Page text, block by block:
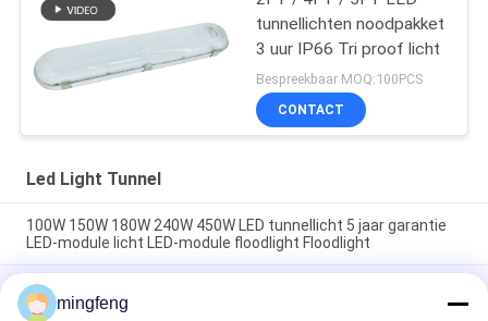
tunnellichten noodpakket
3 uur IP66 Tri proof licht
Bespreekbaar MOQ:100PCS
CONTACT
Led Light Tunnel
100W 150W 180W 240W 450W LED tunnellicht 5 jaar garantie
LED-module licht LED-module floodlight Floodlight
40W-450W 140-150lm/W IP67 Waterdicht Stofdicht LED-
Leicht van de metro
mingfeng